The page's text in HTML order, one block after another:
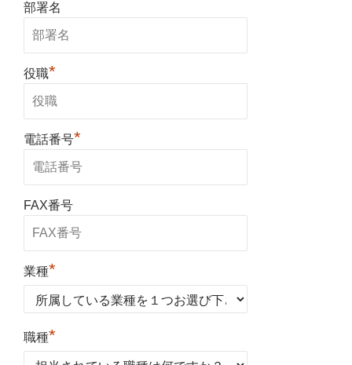
部署名
役職*
電話番号*
FAX番号
業種*
職種*